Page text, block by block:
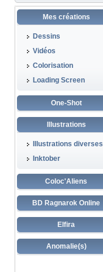
Mes créations
Dessins
Vidéos
Colorisation
Loading Screen
One-Shot
Illustrations
Illustrations diverses
Inktober
Coloc'Aliens
BD Ragnarok Online
Elfira
Anomalie(s)